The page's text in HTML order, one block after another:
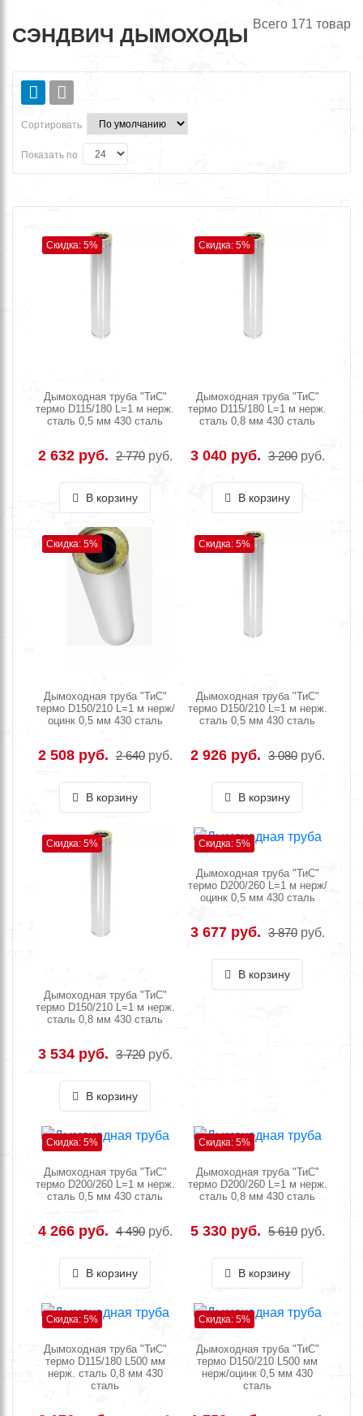
СЭНДВИЧ ДЫМОХОДЫ Всего 171 товар
Сортировать
Показать по
Скидка: 5%
Дымоходная труба "ТиС"
термо D115/180 L=1 м нерж.
сталь 0,5 мм 430 сталь
2 632 руб. 2 770 руб.
В корзину
Скидка: 5%
Дымоходная труба "ТиС"
термо D115/180 L=1 м нерж.
сталь 0,8 мм 430 сталь
3 040 руб. 3 200 руб.
В корзину
Скидка: 5%
Дымоходная труба "ТиС"
термо D150/210 L=1 м нерж/
оцинк 0,5 мм 430 сталь
2 508 руб. 2 640 руб.
В корзину
Скидка: 5%
Дымоходная труба "ТиС"
термо D150/210 L=1 м нерж.
сталь 0,5 мм 430 сталь
2 926 руб. 3 080 руб.
В корзину
Скидка: 5%
Дымоходная труба "ТиС"
термо D150/210 L=1 м нерж.
сталь 0,8 мм 430 сталь
3 534 руб. 3 720 руб.
В корзину
Скидка: 5%
Дымоходная труба "ТиС"
термо D200/260 L=1 м нерж/
оцинк 0,5 мм 430 сталь
3 677 руб. 3 870 руб.
В корзину
Скидка: 5%
Дымоходная труба "ТиС"
термо D200/260 L=1 м нерж.
сталь 0,5 мм 430 сталь
4 266 руб. 4 490 руб.
В корзину
Скидка: 5%
Дымоходная труба "ТиС"
термо D200/260 L=1 м нерж.
сталь 0,8 мм 430 сталь
5 330 руб. 5 610 руб.
В корзину
Скидка: 5%
Дымоходная труба "ТиС"
термо D115/180 L500 мм
нерж. сталь 0,8 мм 430
сталь
Скидка: 5%
Дымоходная труба "ТиС"
термо D150/210 L500 мм
нерж/оцинк 0,5 мм 430
сталь